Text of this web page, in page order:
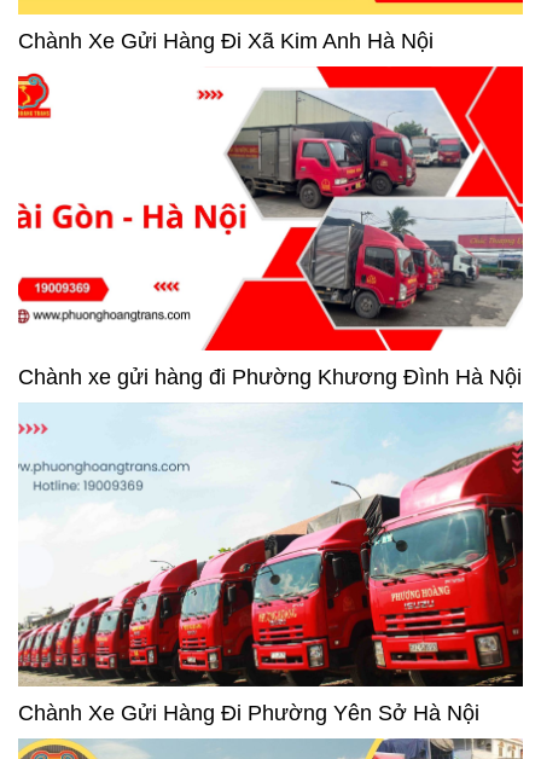
Chành Xe Gửi Hàng Đi Xã Kim Anh Hà Nội
Chành xe gửi hàng đi Phường Khương Đình Hà Nội
Chành Xe Gửi Hàng Đi Phường Yên Sở Hà Nội